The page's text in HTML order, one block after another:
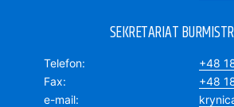
SEKRETARIAT
Telefon
+48
Fax
+48
e-mail